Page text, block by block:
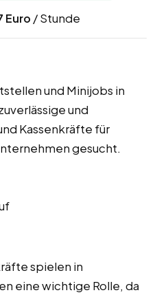
Euro / Stunde
und Minijobs in
und
Kassenkräfte für
gesucht.
spielen in
eine wichtige Rolle, da